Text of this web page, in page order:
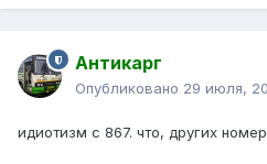
Антикарг
Опубликовано 29 июля,
идиотизм с 867. что, других